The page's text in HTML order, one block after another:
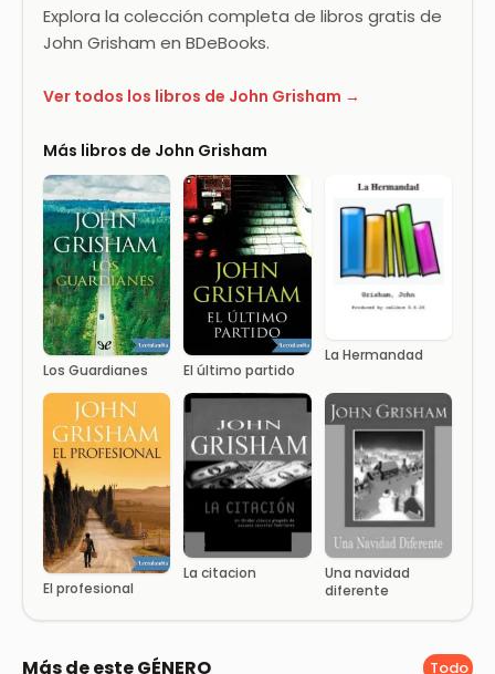
Explora la colección completa de libros gratis de
John Grisham en BDeBooks.
Ver todos los libros de John Grisham →
Más libros de John Grisham
Los Guardianes El último partido
La Hermandad
El profesional
La citacion
Una navidad
diferente
Más de este GÉNERO Todo